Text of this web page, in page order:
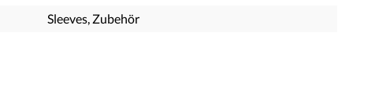
Sleeves , Zubehör